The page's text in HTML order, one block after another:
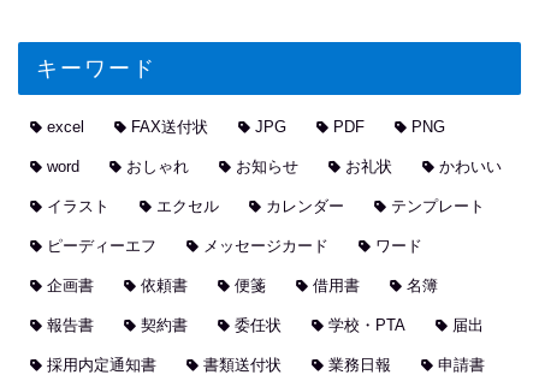
キーワード
excel FAX送付状 JPG PDF PNG
word おしゃれ お知らせ お礼状 かわいい
イラスト エクセル カレンダー テンプレート
ピーディーエフ メッセージカード ワード
企画書 依頼書 便箋 借用書 名簿
報告書 契約書 委任状 学校・PTA 届出
採用内定通知書 書類送付状 業務日報 申請書